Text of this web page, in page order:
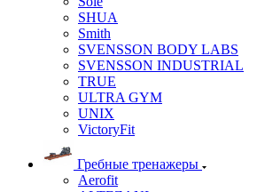
SHUA
Smith
SVENSSON BODY LABS
SVENSSON INDUSTRIAL
TRUE
ULTRA GYM
UNIX
VictoryFit
Гребные тренажеры
Aerofit